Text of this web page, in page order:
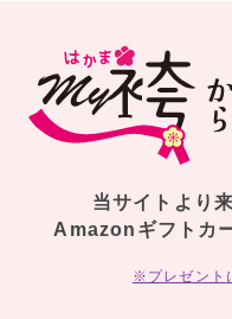
当サイトより
Amazonギフトカ
※プレゼント